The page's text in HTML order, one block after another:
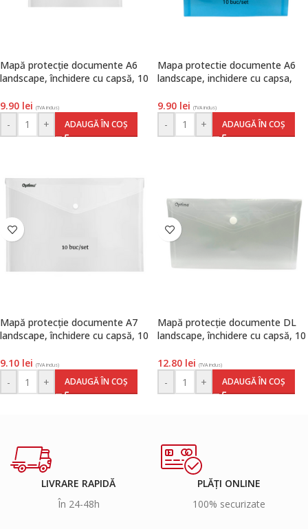
Mapă protecție documente A6
landscape, închidere cu capsă, 10
transparent, Optima
9.90 lei (TVA inclus)
- + ADAUGĂ ÎN COȘ
Mapa protectie documente A6
landscape, inchidere cu capsa,
transparent, Optima
9.90 lei (TVA inclus)
- + ADAUGĂ ÎN COȘ
Mapă protecție documente A7
landscape, închidere cu capsă, 10
transparent, Optima
9.10 lei (TVA inclus)
- + ADAUGĂ ÎN COȘ
Mapă protecție documente DL
landscape, închidere cu capsă, 10
transparent, Optima
12.80 lei (TVA inclus)
- + ADAUGĂ ÎN COȘ
LIVRARE RAPIDĂ
În 24-48h
PLĂȚI ONLINE
100% securizate